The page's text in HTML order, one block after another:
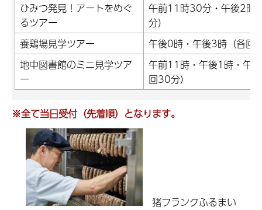
ひみつ発見！アートをめぐ
るツアー
午前11時30分・午後2時
分）
養鶏場見学ツアー
午後0時・午後3時（各回
地中図書館のミニ見学ツア
ー
午前11時・午後1時・午
回30分）
※全て当日受付（先着順）となります。
猪フランクふるまい